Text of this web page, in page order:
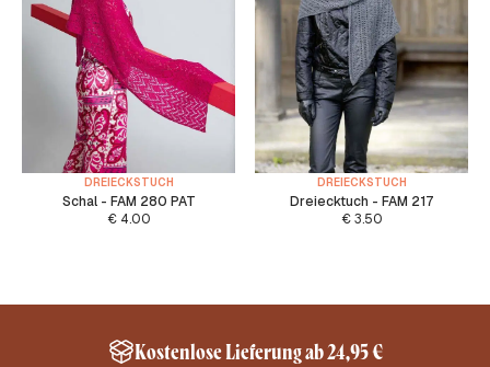
DREIECKSTUCH
Schal - FAM 280 PAT
€4.00
DREIECKSTUCH
Dreiecktuch - FAM 217
€3.50
Kostenlose Lieferung ab 24,95 €